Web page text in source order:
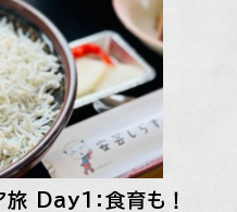
旅 Day1：食育も！